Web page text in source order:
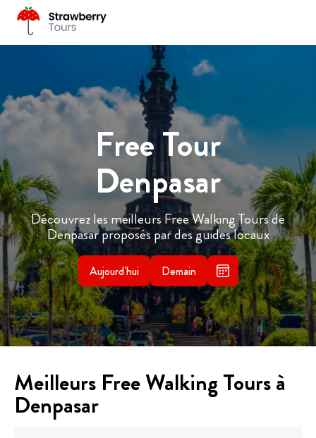
Free Tour
Denpasar
Découvrez les meilleurs Free Walking Tours de
Denpasar proposés par des guides locaux
Aujourd'hui Demain
Meilleurs Free Walking Tours à
Denpasar